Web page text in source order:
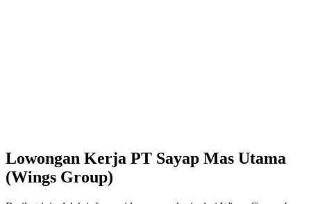
Lowongan Kerja PT Sayap Mas Utama
(Wings Group)